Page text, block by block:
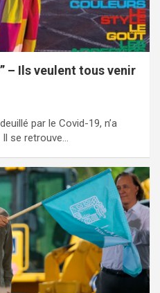
– Ils veulent tous venir
par le Covid-19, n’a
se retrouve…